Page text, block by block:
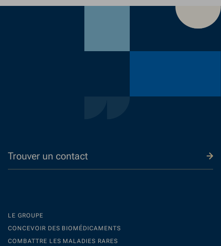
Trouver un contact
LE GROUPE
CONCEVOIR DES BIOMÉDICAMENTS
COMBATTRE LES MALADIES RARES